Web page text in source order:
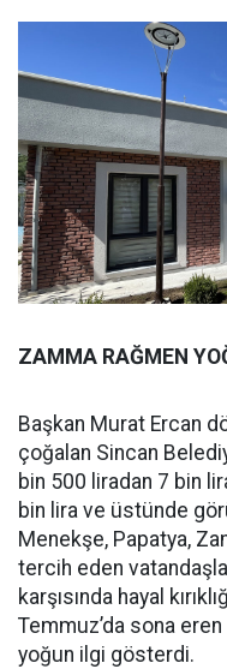
ZAMMA RAĞMEN
Başkan Murat Ercan
çoğalan Sincan
bin 500 liradan 7 bin
bin lira ve üstünde
Menekşe, Papatya,
tercih eden
karşısında hayal
Temmuz’da sona
yoğun ilgi gösterdi.